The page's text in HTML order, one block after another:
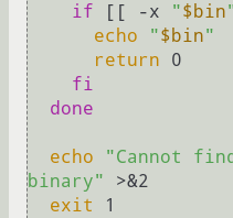
if [[ -x "$bin
echo
"$bin"
return 0
fi
done
echo
"Cannot
binary"
>&2
exit
1